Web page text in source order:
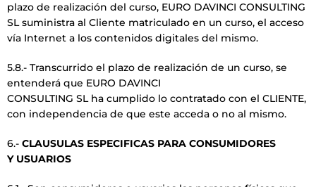
plazo de realización del curso, EURO DAVINCI CONSULTING
SL suministra al Cliente matriculado en un curso, el acceso
vía Internet a los contenidos digitales del mismo.
5.8.- Transcurrido el plazo de realización de un curso, se
entenderá que EURO DAVINCI
CONSULTING SL ha cumplido lo contratado con el CLIENTE,
con independencia de que este acceda o no al mismo.
6.- CLAUSULAS ESPECIFICAS PARA CONSUMIDORES
Y USUARIOS